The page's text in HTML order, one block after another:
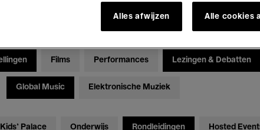
Films Performances Lezingen & Debatten
Global Music Elektronische Muziek
Kids’ Palace Onderwijs Rondleidingen Hosted
Alles afwijzen Alle cookies